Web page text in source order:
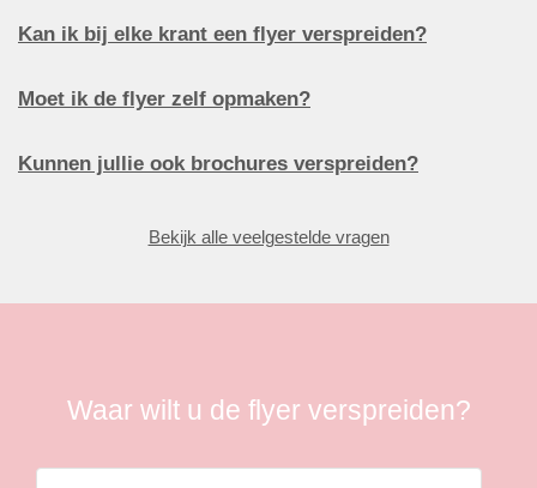
Kan ik bij elke krant een flyer verspreiden?
Moet ik de flyer zelf opmaken?
Kunnen jullie ook brochures verspreiden?
Bekijk alle veelgestelde vragen
Waar wilt u de flyer verspreiden?